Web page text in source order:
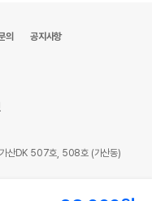
의 공지사항
가산DK 507호, 508호 (가산동)